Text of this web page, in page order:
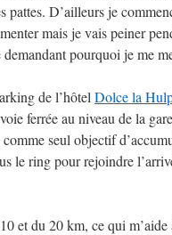
pattes. D’ailleurs je
mais je vais peiner
pourquoi je me
de l’hôtel Dolce la
ferrée au niveau de la
seul objectif
le ring pour rejoindre
et du 20 km, ce qui m’aide